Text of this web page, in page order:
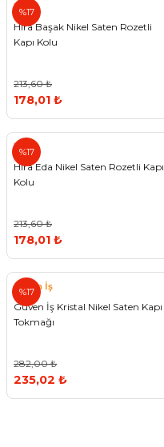
%17
Hira
Hira Başak Nikel Saten Rozetli
Kapı Kolu
213,60 ₺
178,01 ₺
%17
Hira
Hira Eda Nikel Saten Rozetli Kapı
Kolu
213,60 ₺
178,01 ₺
%17
Güven İş
Güven İş Kristal Nikel Saten Kapı
Tokmağı
282,00 ₺
235,02 ₺